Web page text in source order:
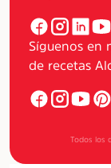
Síguenos en
de recetas
Todos los